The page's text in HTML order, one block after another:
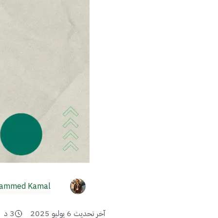
Kamal
آخر تحديث 6 يوليو 2025 3 د